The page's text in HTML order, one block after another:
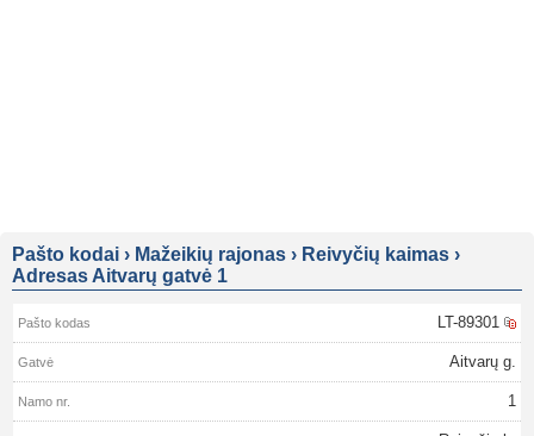
Pašto kodai › Mažeikių rajonas › Reivyčių kaimas ›
Adresas Aitvarų gatvė 1
LT-89301
Aitvarų g.
1